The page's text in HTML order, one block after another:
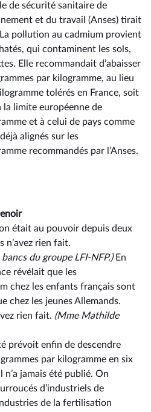
de sécurité sanitaire de
et du travail (Anses) tirait
pollution au cadmium provient
qui contaminent les sols,
Elle recommandait d’abaisser
par kilogramme, au lieu
tolérés en France, soit
la limite européenne de
et à celui de pays comme
alignés sur les
recommandés par l’Anses.
était au pouvoir depuis deux
n’avez rien fait.
bancsdugroupeLFI-NFP.)En
révélait que les
chez les enfants français sont
chez les jeunes Allemands.
rien fait. (Mme Mathilde
prévoit enfin de descendre
par kilogramme en six
jamais été publié. On
d’industriels de
de la fertilisation